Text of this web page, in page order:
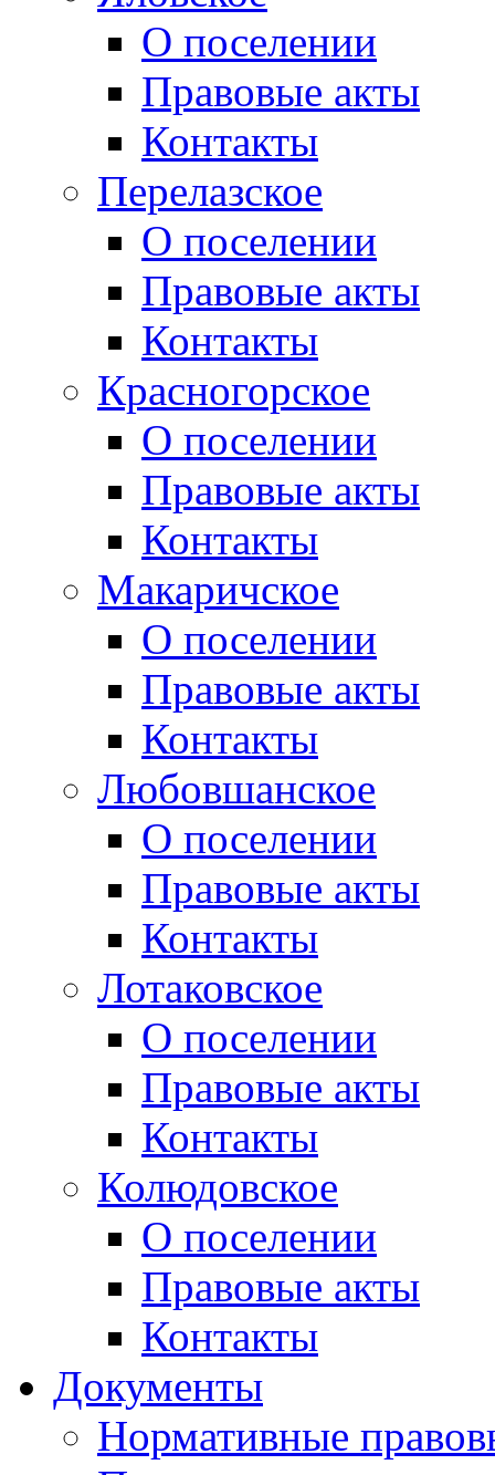
О поселении
Правовые акты
Контакты
Перелазское
О поселении
Правовые акты
Контакты
Красногорское
О поселении
Правовые акты
Контакты
Макаричское
О поселении
Правовые акты
Контакты
Любовшанское
О поселении
Правовые акты
Контакты
Лотаковское
О поселении
Правовые акты
Контакты
Колюдовское
О поселении
Правовые акты
Контакты
Документы
Нормативные